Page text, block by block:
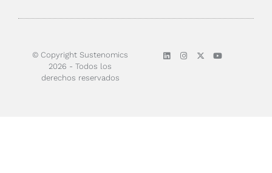
© Copyright Sustenomics
2026 - Todos los
derechos reservados